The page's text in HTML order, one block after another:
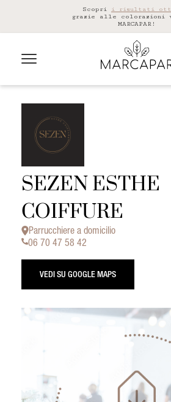
Scopri i risultati
grazie alle colorazioni
MARCAPAR!
SEZEN ESTHE
COIFFURE
Parrucchiere a domicilio
06 70 47 58 42
VEDI SU GOOGLE MAPS